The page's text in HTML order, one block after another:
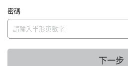
密碼
下一步